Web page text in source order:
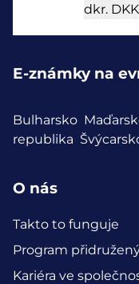
dkr. DKK
E-známky na
Bulharsko
republika
O nás
Takto to funguje
Program
Kariéra ve